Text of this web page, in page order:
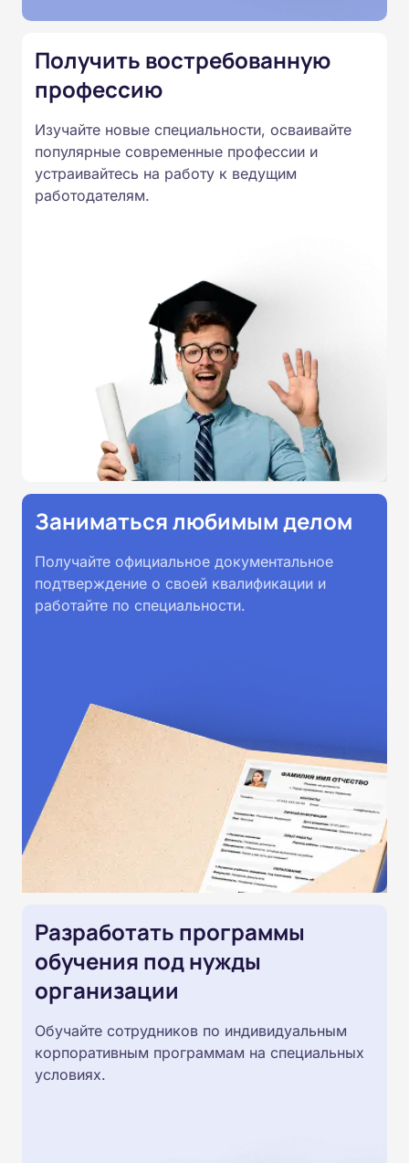
соответствии с Федеральными
государственными
профессионального образования.
Удостоверения и дипломы о
прохождении обучения
Получить востребованную
профессию
Изучайте новые специальности, осваивайте
популярные современные профессии и
устраивайтесь на работу к ведущим
работодателям.
Заниматься любимым делом
Получайте официальное документальное
подтверждение о своей квалификации и
работайте по специальности.
Разработать программы
обучения под нужды
организации
Обучайте сотрудников по индивидуальным
корпоративным программам на специальных
условиях.